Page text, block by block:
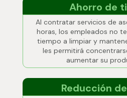
Ahorro de
Al contratar servicios de
horas, los empleados no
tiempo a limpiar y
les permitirá
aumentar su
Reducción